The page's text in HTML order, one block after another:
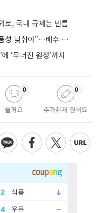
로, 국내 규제는 빈틈
與 "단일종목 레버리지 ETF 상품성 낮춰야"…배수 조정안도 거론
‘무너진 원청’까지
슬퍼요
0
추가취재 원해요
0